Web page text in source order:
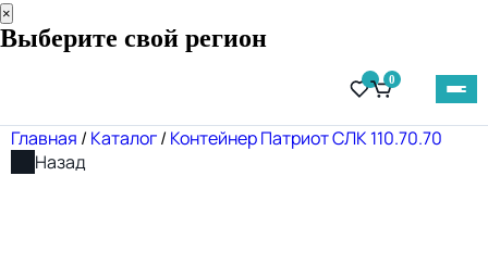
×
Выберите свой регион
0
Главная / Каталог/ Контейнер Патриот СЛК 110.70.70
Назад